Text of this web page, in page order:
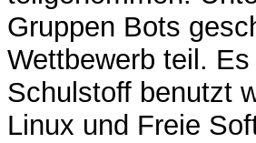
Gruppen Bots
Wettbewerb teil.
Schulstoff benutzt
Linux und Freie